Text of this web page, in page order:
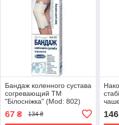
Бандаж коленного сустава
согревающий ТМ
"Білосніжка" (Mod: 802)
67₴ 134 ₴ 146